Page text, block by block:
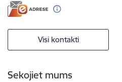
Visi kontakti
Sekojiet mums